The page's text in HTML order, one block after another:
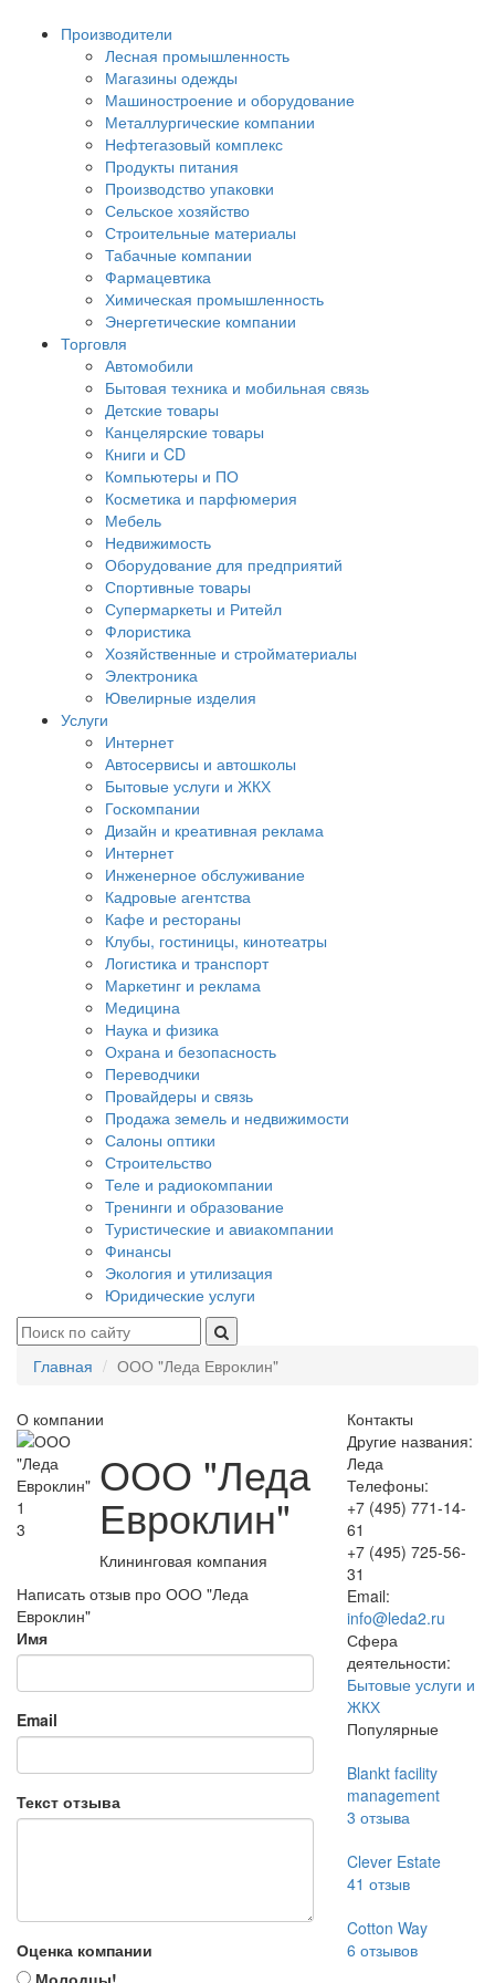
Производители
Лесная промышленность
Магазины одежды
Машиностроение и оборудование
Металлургические компании
Нефтегазовый комплекс
Продукты питания
Производство упаковки
Сельское хозяйство
Строительные материалы
Табачные компании
Фармацевтика
Химическая промышленность
Энергетические компании
Торговля
Автомобили
Бытовая техника и мобильная связь
Детские товары
Канцелярские товары
Книги и CD
Компьютеры и ПО
Косметика и парфюмерия
Мебель
Недвижимость
Оборудование для предприятий
Спортивные товары
Супермаркеты и Ритейл
Флористика
Хозяйственные и стройматериалы
Электроника
Ювелирные изделия
Услуги
Интернет
Автосервисы и автошколы
Бытовые услуги и ЖКХ
Госкомпании
Дизайн и креативная реклама
Интернет
Инженерное обслуживание
Кадровые агентства
Кафе и рестораны
Клубы, гостиницы, кинотеатры
Логистика и транспорт
Маркетинг и реклама
Медицина
Наука и физика
Охрана и безопасность
Переводчики
Провайдеры и связь
Продажа земель и недвижимости
Салоны оптики
Строительство
Теле и радиокомпании
Тренинги и образование
Туристические и авиакомпании
Финансы
Экология и утилизация
Юридические услуги
Главная ООО "Леда Евроклин"
О компании
1
3
ООО "Леда
Евроклин"
Клининговая компания
Написать отзыв про ООО "Леда
Евроклин"
Имя
Email
Текст отзыва
Оценка компании
Молодцы!
Контакты
Другие названия:
Леда
Телефоны:
+7 (495) 771-14-
61
+7 (495) 725-56-
31
Email:
info@leda2.ru
Сфера
деятельности:
Бытовые услуги и
ЖКХ
Популярные
Blankt facility
management
3 отзыва
Clever Estate
41 отзыв
Cotton Way
6 отзывов